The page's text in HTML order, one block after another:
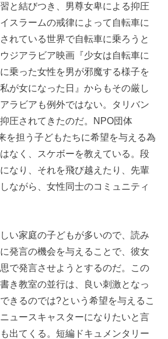
と結びつき、男尊女卑による抑圧
スラームの戒律によって自転車に
れている世界で自転車に乗ろうと
ジアラビア映画『少女は自転車に
乗った女性を男が邪魔する様子を
が女になった日』からもその厳し
ラビアも例外ではない。タリバン
圧されてきたのだ。NPO団体
を担う子どもたちに希望を与える為
なく、スケボーを教えている。段
なり、それを飛び越えたり、先輩
ながら、女性同士のコミュニティ
い家庭の子どもが多いので、読み
発言の機会を与えることで、彼女
で発言させようとするのだ。この
き教室の並行は、良い刺激となっ
きるのでは?という希望を与えるこ
ュースキャスターになりたいと言
出てくる。短編ドキュメンタリー